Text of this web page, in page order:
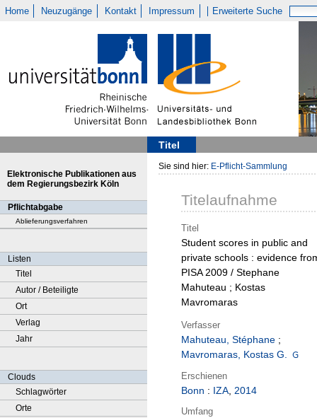
Home Neuzugänge Kontakt Impressum Erweiterte Suche
Titel
Elektronische Publikationen aus
dem Regierungsbezirk Köln
Pflichtabgabe
Ablieferungsverfahren
Listen
Titel
Autor / Beteiligte
Ort
Verlag
Jahr
Clouds
Schlagwörter
Orte
Sie sind hier: E-Pflicht-Sammlung
Titelaufnahme
Titel
Student scores in public and
private schools : evidence
PISA 2009 / Stephane
Mahuteau ; Kostas
Mavromaras
Verfasser
Mahuteau, Stéphane ;
Mavromaras, Kostas G.
Erschienen
Bonn : IZA, 2014
Umfang